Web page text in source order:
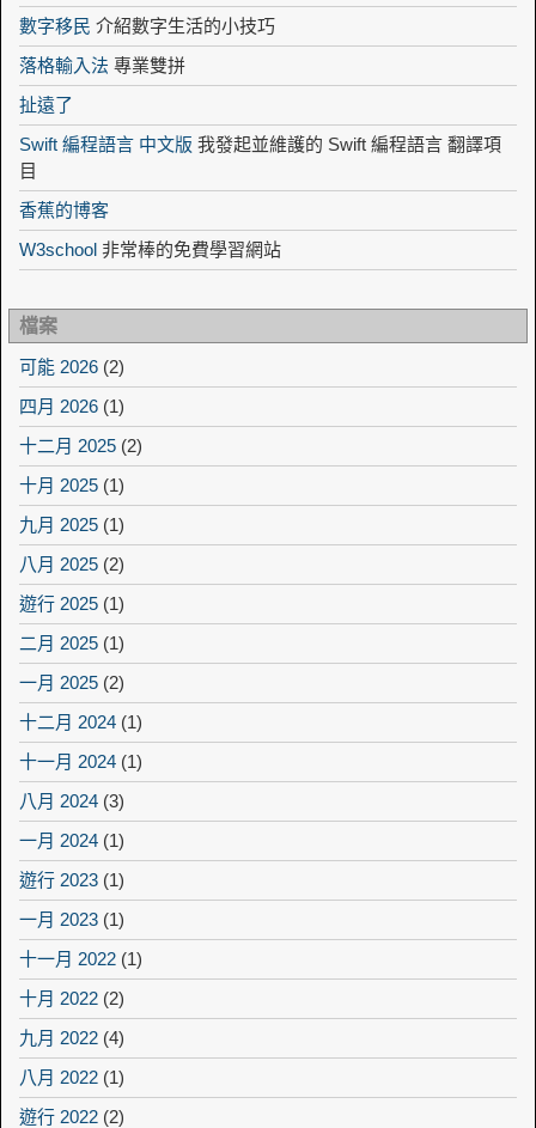
數字移民 介紹數字生活的小技巧
落格輸入法 專業雙拼
扯遠了
Swift 編程語言 中文版 我發起並維護的 Swift 編程語言 翻譯項
目
香蕉的博客
W3school 非常棒的免費學習網站
檔案
可能 2026 (2)
四月 2026 (1)
十二月 2025 (2)
十月 2025 (1)
九月 2025 (1)
八月 2025 (2)
遊行 2025 (1)
二月 2025 (1)
一月 2025 (2)
十二月 2024 (1)
十一月 2024 (1)
八月 2024 (3)
一月 2024 (1)
遊行 2023 (1)
一月 2023 (1)
十一月 2022 (1)
十月 2022 (2)
九月 2022 (4)
八月 2022 (1)
遊行 2022 (2)